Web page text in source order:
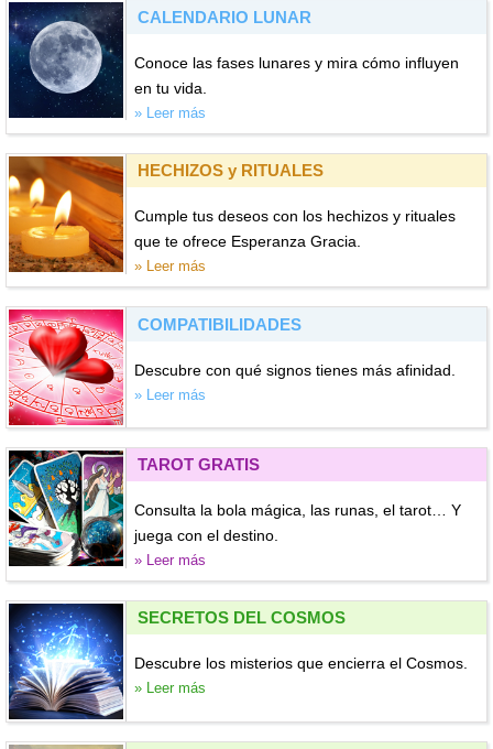
CALENDARIO LUNAR
Conoce las fases lunares y mira cómo influyen
en tu vida.
» Leer más
HECHIZOS y RITUALES
Cumple tus deseos con los hechizos y rituales
que te ofrece Esperanza Gracia.
» Leer más
COMPATIBILIDADES
Descubre con qué signos tienes más afinidad.
» Leer más
TAROT GRATIS
Consulta la bola mágica, las runas, el tarot… Y
juega con el destino.
» Leer más
SECRETOS DEL COSMOS
Descubre los misterios que encierra el Cosmos.
» Leer más